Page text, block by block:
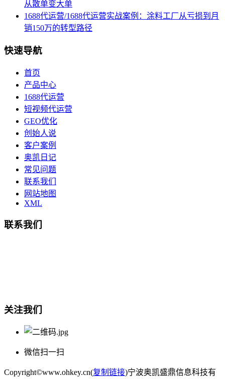
从散单变大单
1688代运营/1688代运营实战案例：涂料工厂从亏损到月
销150万的转型路径
快速导航
首页
产品中心
1688代运营
短视频代运营
GEO优化
创始人说
客户案例
奥凯日记
常见问题
联系我们
网站地图
XML
联系我们
关注我们
微信扫一扫
Copyright©www.ohkey.cn(复制链接)宁波奥凯盛鼎信息科技有